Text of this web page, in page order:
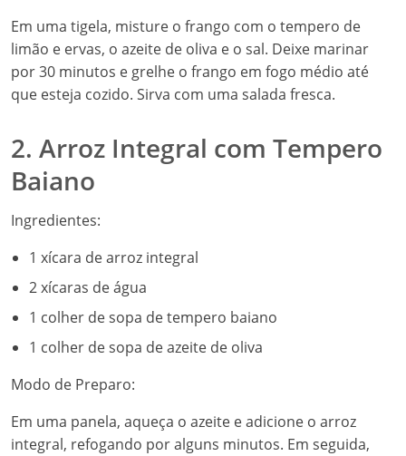
Em uma tigela, misture o frango com o tempero de
limão e ervas, o azeite de oliva e o sal. Deixe marinar
por 30 minutos e grelhe o frango em fogo médio até
que esteja cozido. Sirva com uma salada fresca.
2. Arroz Integral com Tempero
Baiano
Ingredientes:
1 xícara de arroz integral
2 xícaras de água
1 colher de sopa de tempero baiano
1 colher de sopa de azeite de oliva
Modo de Preparo:
Em uma panela, aqueça o azeite e adicione o arroz
integral, refogando por alguns minutos. Em seguida,